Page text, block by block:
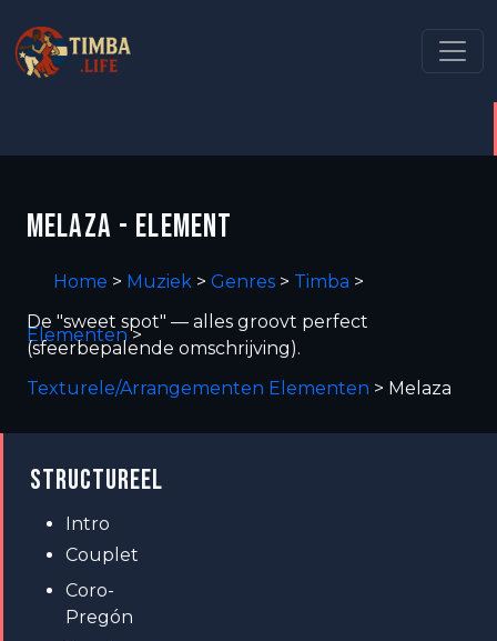
MELAZA - ELEMENT
Home > Muziek > Genres > Timba >
Elementen>
Texturele/Arrangementen Elementen > Melaza
De "sweet spot" — alles groovt perfect
(sfeerbepalende omschrijving).
STRUCTUREEL
Intro
Couplet
Coro-
Pregón